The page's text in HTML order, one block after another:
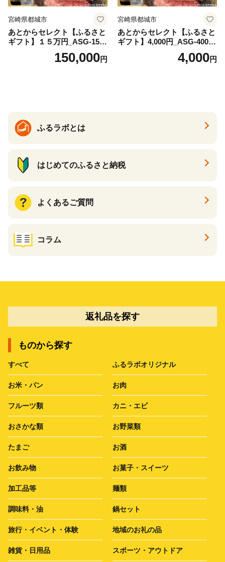
宮崎県都城市
あとからセレクト【ふるさと
ギフト】１５万円_ASG-1500
150,000円
宮崎県都城市
あとからセレクト【ふるさと
ギフト】4,000円_ASG-4000_
(都城市) 後から選べる返礼品
ギフト ギフトポイント 品数2
酎 サーモン 野菜 魚介 海産物
4,000円
ふるラボとは
はじめてのふるさと納税
よくあるご質問
コラム
返礼品を探す
ものから探す
すべて ふるラボオリジナル
お米・パン お肉
フルーツ類 カニ・エビ
おさかな類 お野菜類
たまご お酒
お飲み物 お菓子・スイーツ
加工品等 麺類
調味料・油 鍋セット
旅行・イベント・体験 地域のお礼の品
雑貨・日用品 スポーツ・アウトドア